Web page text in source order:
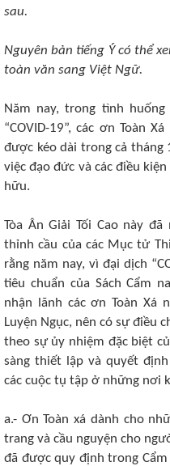
sau.
Nguyên bản tiếng Ý có thể
toàn văn sang Việt Ngữ.
Năm nay, trong tình
“COVID-19”, các ơn Toàn
được kéo dài trong cả tháng
việc đạo đức và các điều
hữu.
Tòa Ân Giải Tối Cao này
thỉnh cầu của các Mục tử
rằng năm nay, vì đại dịch
tiêu chuẩn của Sách Cẩm
nhận lãnh các ơn Toàn Xá
Luyện Ngục, nên có sự điều
theo sự ủy nhiệm đặc biệt
sàng thiết lập và quyết
các cuộc tụ tập ở những nơi
a.- Ơn Toàn xá dành cho
trang và cầu nguyện cho
đã được quy định trong